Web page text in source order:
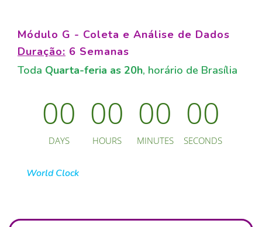
Módulo G - Coleta e Análise de Dados
Duração: 6 Semanas
Toda Quarta-feria as 20h, horário de Brasília
00
DAYS
00
HOURS
00
MINUTES
00
SECONDS
World Clock